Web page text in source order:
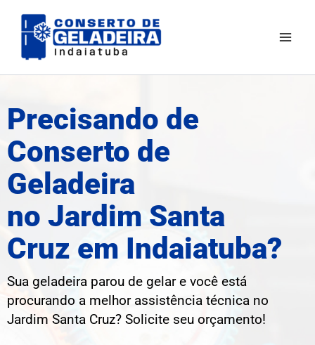
para
Precisando de
Conserto de
Geladeira
no Jardim Santa
Cruz em Indaiatuba?
Sua geladeira parou de gelar e você está
procurando a melhor assistência técnica no
Jardim Santa Cruz? Solicite seu orçamento!